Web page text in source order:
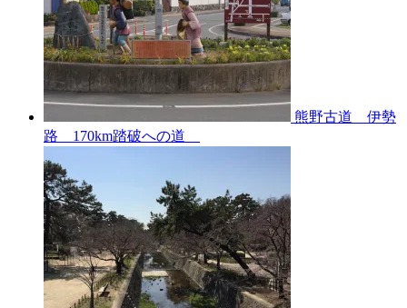
熊野古道 伊勢
路 170km踏破への道